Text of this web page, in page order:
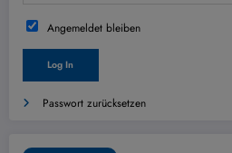
Angemeldet bleiben
Passwort zurücksetzen